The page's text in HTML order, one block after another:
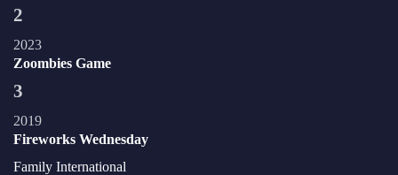
2
2023
Zoombies Game
3
2019
Fireworks Wednesday
Family International